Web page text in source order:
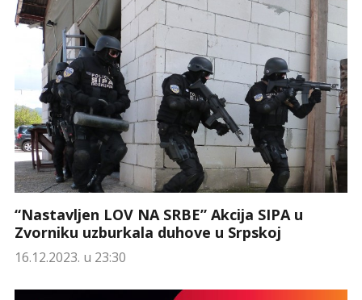
“Nastavljen LOV NA SRBE” Akcija SIPA u
Zvorniku uzburkala duhove u Srpskoj
16.12.2023. u 23:30